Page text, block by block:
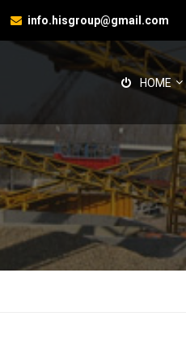
info.hisgroup@gmail.com
HOME